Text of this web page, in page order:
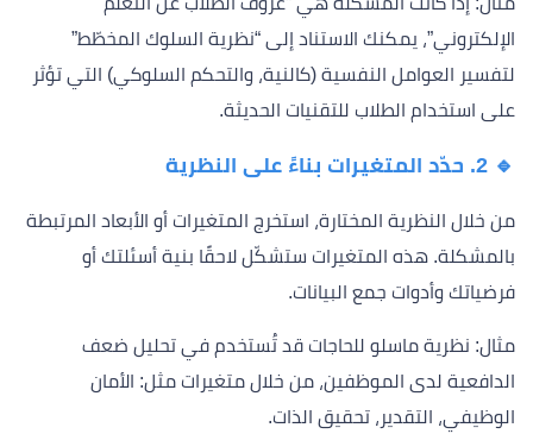
الإلكتروني”، يمكنك الاستناد إلى “نظرية السلوك المخطّط”
لتفسير العوامل النفسية (كالنية، والتحكم السلوكي) التي تؤثر
على استخدام الطلاب للتقنيات الحديثة.
🔹 2. حدّد المتغيرات بناءً على النظرية
من خلال النظرية المختارة، استخرج المتغيرات أو الأبعاد المرتبطة
بالمشكلة. هذه المتغيرات ستشكّل لاحقًا بنية أسئلتك أو
فرضياتك وأدوات جمع البيانات.
مثال: نظرية ماسلو للحاجات قد تُستخدم في تحليل ضعف
الدافعية لدى الموظفين، من خلال متغيرات مثل: الأمان
الوظيفي، التقدير، تحقيق الذات.